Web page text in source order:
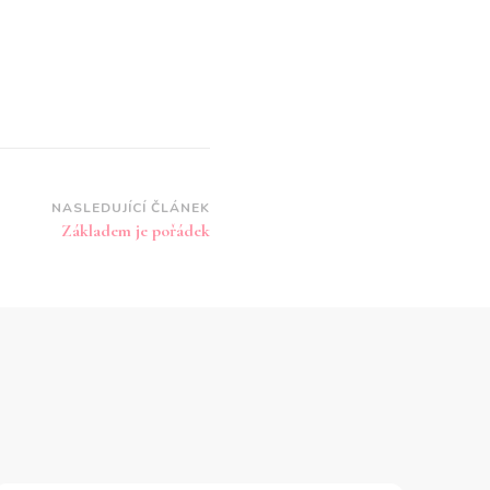
NASLEDUJÍCÍ ČLÁNEK
Základem je pořádek